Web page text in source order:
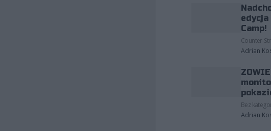
edycja
Camp!
Counter-
Adrian
Bez
Adrian